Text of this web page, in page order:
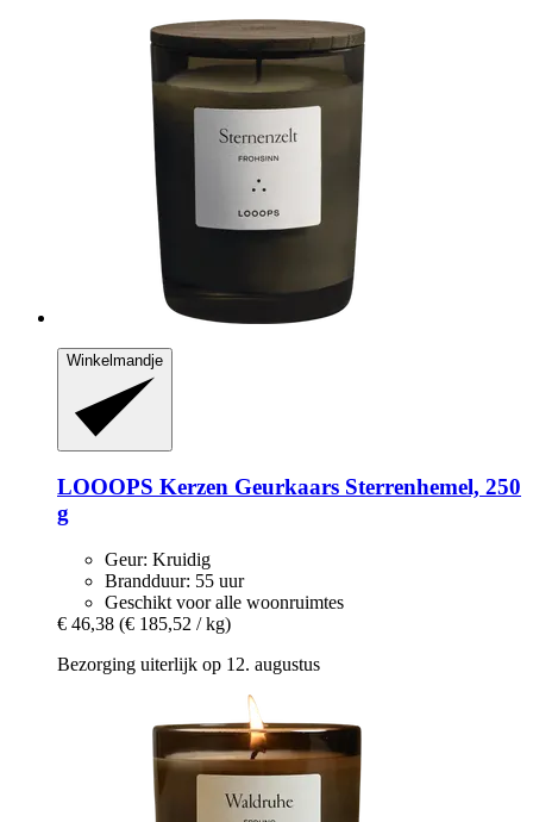
Winkelmandje
LOOOPS Kerzen Geurkaars Sterrenhemel, 250
g
Geur: Kruidig
Brandduur: 55 uur
Geschikt voor alle woonruimtes
€ 46,38 (€ 185,52 / kg)
Bezorging uiterlijk op 12. augustus